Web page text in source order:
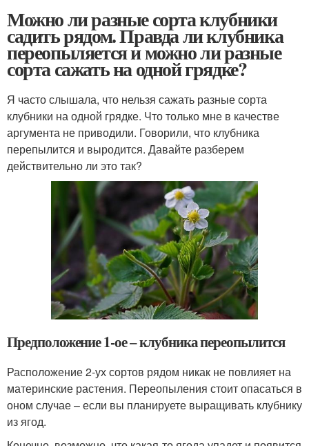
Можно ли разные сорта клубники
садить рядом. Правда ли клубника
переопыляется и можно ли разные
сорта сажать на одной грядке?
Я часто слышала, что нельзя сажать разные сорта
клубники на одной грядке. Что только мне в качестве
аргумента не приводили. Говорили, что клубника
перепылится и выродится. Давайте разберем
действительно ли это так?
Предположение 1-ое – клубника переопылится
Расположение 2-ух сортов рядом никак не повлияет на
материнские растения. Переопыления стоит опасаться в
оном случае – если вы планируете выращивать клубнику
из ягод.